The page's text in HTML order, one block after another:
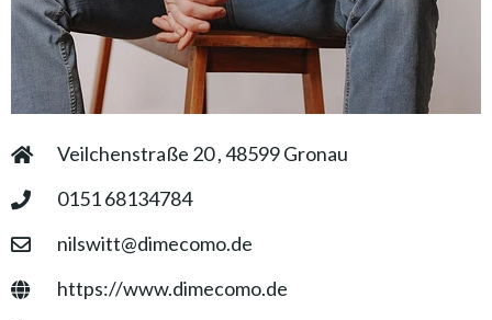
Veilchenstraße 20 , 48599 Gronau
0151 68134784
nilswitt@dimecomo.de
https://www.dimecomo.de